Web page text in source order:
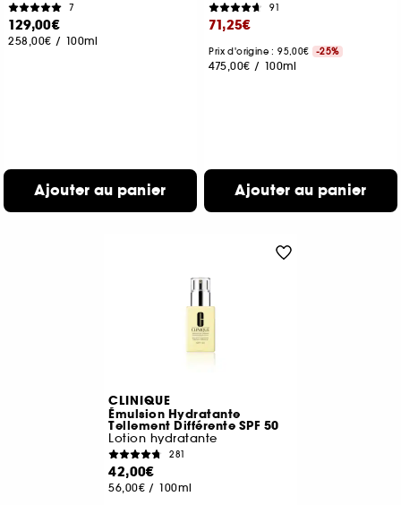
7
129,00€
258,00€ / 100ml
Ajouter au panier
91
71,25€
Prix d'origine : 95,00€ -25%
475,00€ / 100ml
Ajouter au panier
CLINIQUE
Émulsion Hydratante
Tellement Différente SPF 50
Lotion hydratante
281
42,00€
56,00€ / 100ml